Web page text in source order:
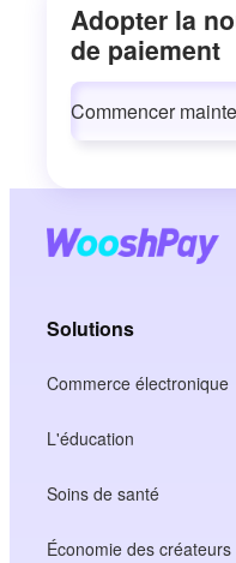
Adopter la
de paiement
Commencer
Solutions
Commerce électronique
L'éducation
Soins de santé
Économie des créateurs